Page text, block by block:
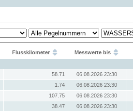
Flusskilometer Messwerte bis
58.71
06.08.2026 23:30
1.74
06.08.2026 23:30
107.75
06.08.2026 23:30
38.47
06.08.2026 23:30